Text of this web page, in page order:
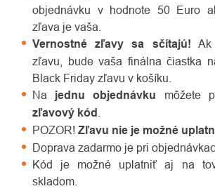
objednávku v hodnote 50 Euro
zľava je vaša.
Vernostné zľavy sa sčítajú! Ak
zľavu, bude vaša finálna čiastka
Black Friday zľavu v košíku.
Na jednu objednávku môžete
zľavový kód
POZOR! Zľavu nie je možné
Doprava zadarmo je pri
Kód je možné uplatniť aj na
skladom.